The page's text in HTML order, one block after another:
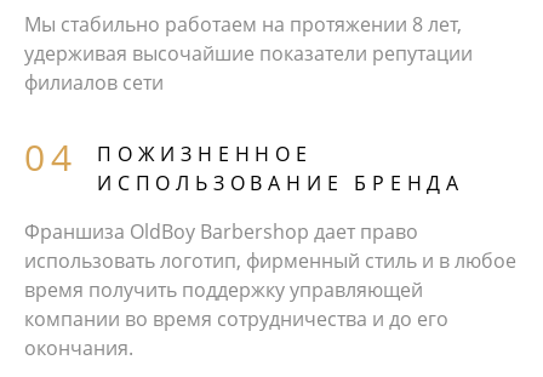
Мы стабильно работаем на протяжении 8 лет,
удерживая высочайшие показатели репутации
филиалов сети
ПОЖИЗНЕННОЕ
ИСПОЛЬЗОВАНИЕ БРЕНДА
Франшиза OldBoy Barbershop дает право
использовать логотип, фирменный стиль и в любое
время получить поддержку управляющей
компании во время сотрудничества и до его
окончания.